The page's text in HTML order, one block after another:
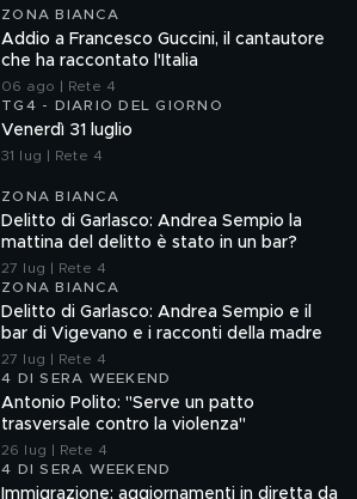
ZONA BIANCA
Addio a Francesco Guccini, il cantautore
che ha raccontato l'Italia
06 ago | Rete 4
TG4 - DIARIO DEL GIORNO
Venerdì 31 luglio
31 lug | Rete 4
ZONA BIANCA
Delitto di Garlasco: Andrea Sempio la
mattina del delitto è stato in un bar?
27 lug | Rete 4
ZONA BIANCA
Delitto di Garlasco: Andrea Sempio e il
bar di Vigevano e i racconti della madre
27 lug | Rete 4
4 DI SERA WEEKEND
Antonio Polito: "Serve un patto
trasversale contro la violenza"
26 lug | Rete 4
4 DI SERA WEEKEND
Immigrazione: aggiornamenti in diretta da